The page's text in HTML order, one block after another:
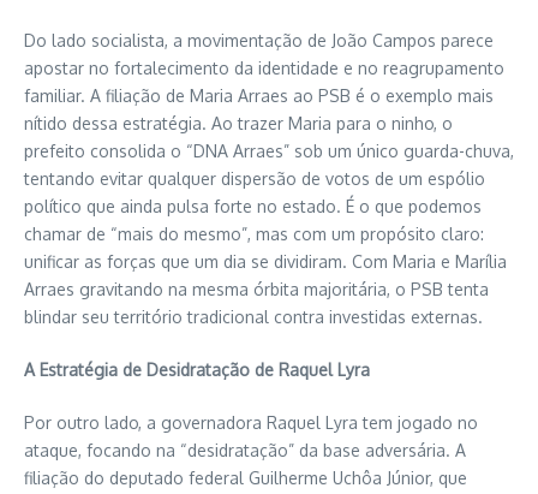
Do lado socialista, a movimentação de João Campos parece
apostar no fortalecimento da identidade e no reagrupamento
familiar. A filiação de Maria Arraes ao PSB é o exemplo mais
nítido dessa estratégia. Ao trazer Maria para o ninho, o
prefeito consolida o “DNA Arraes” sob um único guarda-chuva,
tentando evitar qualquer dispersão de votos de um espólio
político que ainda pulsa forte no estado. É o que podemos
chamar de “mais do mesmo”, mas com um propósito claro:
unificar as forças que um dia se dividiram. Com Maria e Marília
Arraes gravitando na mesma órbita majoritária, o PSB tenta
blindar seu território tradicional contra investidas externas.
A Estratégia de Desidratação de Raquel Lyra
Por outro lado, a governadora Raquel Lyra tem jogado no
ataque, focando na “desidratação” da base adversária. A
filiação do deputado federal Guilherme Uchôa Júnior, que